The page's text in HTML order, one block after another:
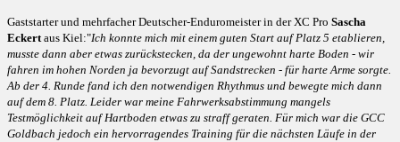
Gaststarter und mehrfacher Deutscher-Enduromeister in der XC Pro Sascha
Eckertaus Kiel:"Ich konnte mich mit einem guten Start auf Platz 5 etablieren,
musste dann aber etwas zurückstecken, da der ungewohnt harte Boden - wir
fahren im hohen Norden ja bevorzugt auf Sandstrecken - für harte Arme sorgte.
Ab der 4. Runde fand ich den notwendigen Rhythmus und bewegte mich dann
auf dem 8. Platz. Leider war meine Fahrwerksabstimmung mangels
Testmöglichkeit auf Hartboden etwas zu straff geraten. Für mich war die GCC
Goldbach jedoch ein hervorragendes Training für die nächsten Läufe in der